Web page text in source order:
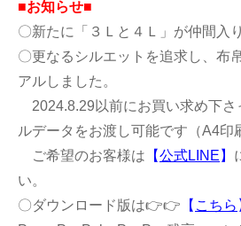
■お知らせ■
〇新たに「３Ｌと４Ｌ」が仲間入
〇更なるシルエットを追求し、布
アルしました。
2024.8.29以前にお買い求め下さ
ルデータをお渡し可能です（A4印
ご希望のお客様は 【公式LINE 】
い。
〇ダウンロード版は👉👉 【 こちら